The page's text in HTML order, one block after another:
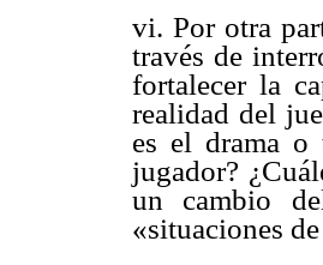
vi. Por otra
través de
fortalecer la
realidad del
es el drama o
jugador?
un cambio
«situaciones